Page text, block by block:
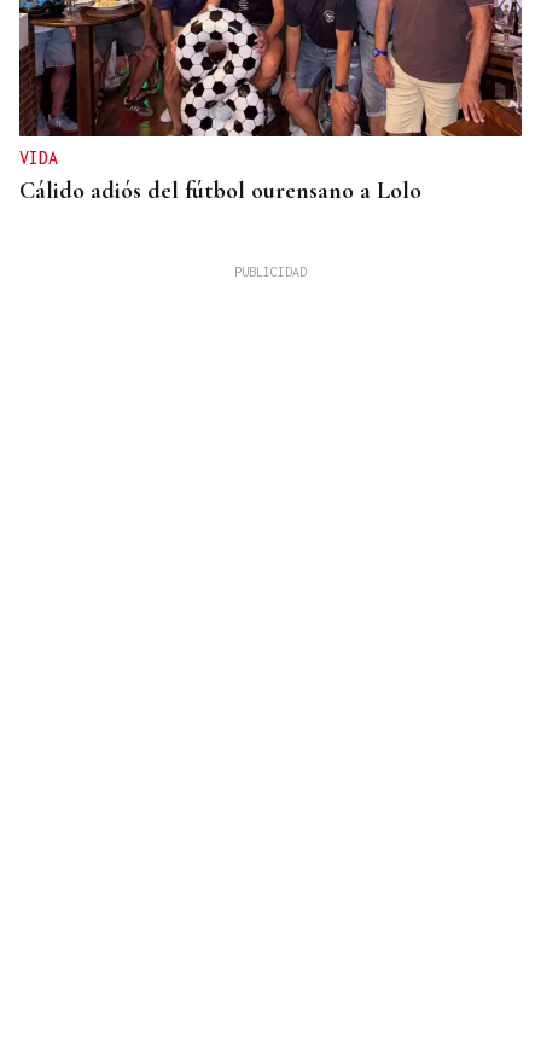
VIDA
Cálido adiós del fútbol ourensano a Lolo